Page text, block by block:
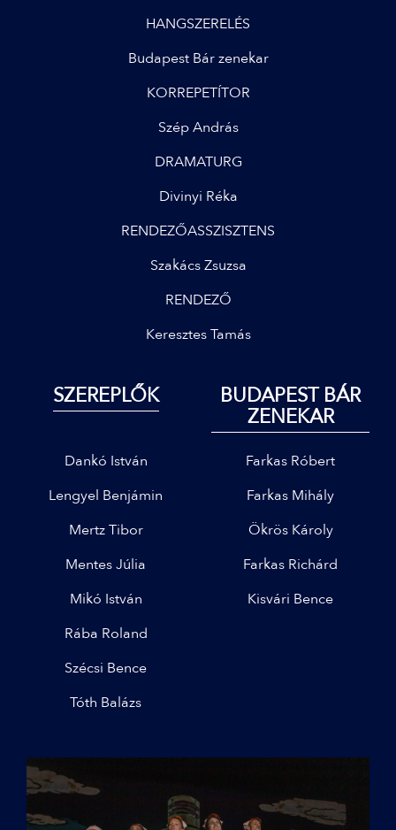
HANGSZERELÉS
Budapest Bár zenekar
KORREPETÍTOR
Szép András
DRAMATURG
Divinyi Réka
RENDEZŐASSZISZTENS
Szakács Zsuzsa
RENDEZŐ
Keresztes Tamás
SZEREPLŐK
BUDAPEST BÁR
ZENEKAR
Dankó István
Farkas Róbert
Lengyel Benjámin
Farkas Mihály
Mertz Tibor
Ökrös Károly
Mentes Júlia
Farkas Richárd
Mikó István
Kisvári Bence
Rába Roland
Szécsi Bence
Tóth Balázs